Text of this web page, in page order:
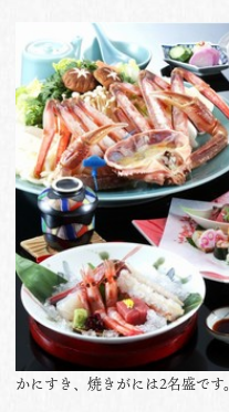
かにすき、焼きがには2名盛です。